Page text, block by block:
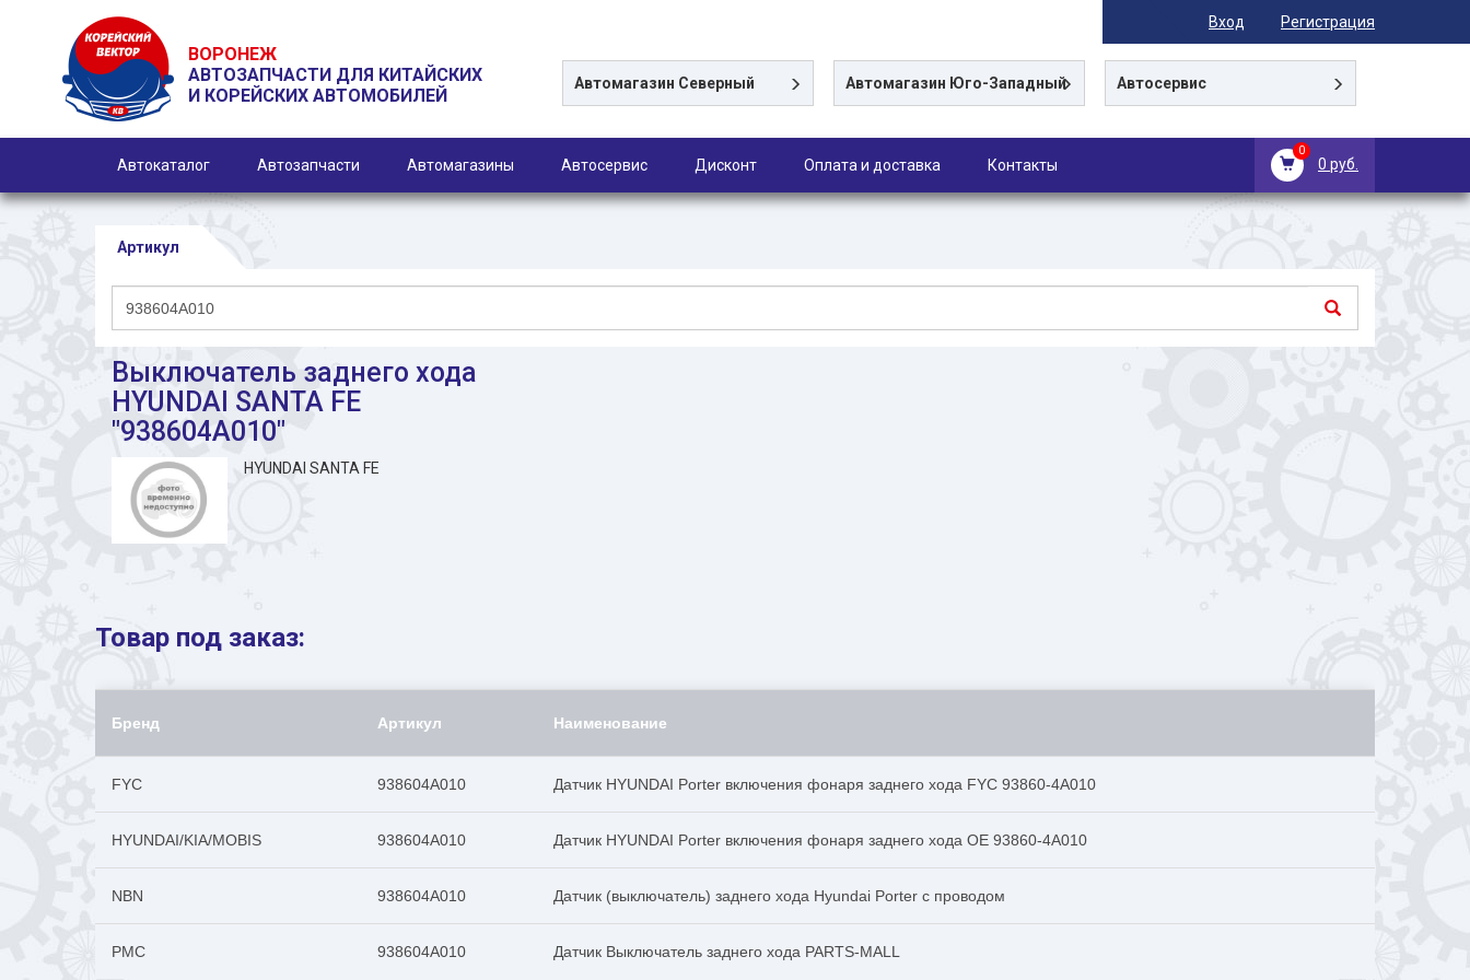
Вход Регистрация
ВОРОНЕЖ
АВТОЗАПЧАСТИ ДЛЯ КИТАЙСКИХ
И КОРЕЙСКИХ АВТОМОБИЛЕЙ
Автомагазин Северный Автомагазин Юго-Западный Автосервис
0
0 руб.
Автокаталог Автозапчасти Автомагазины Автосервис Дисконт Оплата и доставка Контакты
Артикул
Выключатель заднего хода
HYUNDAI SANTA FE
"938604A010"
HYUNDAI SANTA FE
Товар под заказ:
Бренд Артикул Наименование
FYC 938604A010 Датчик HYUNDAI Porter включения фонаря заднего хода FYC 93860-4A010
HYUNDAI/KIA/MOBIS 938604A010 Датчик HYUNDAI Porter включения фонаря заднего хода OE 93860-4A010
NBN 938604A010 Датчик (выключатель) заднего хода Hyundai Porter с проводом
PMC 938604A010 Датчик Выключатель заднего хода PARTS-MALL